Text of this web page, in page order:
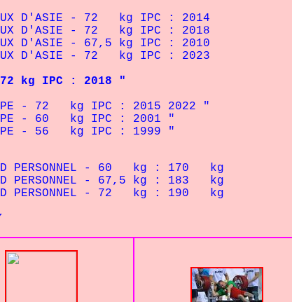
- 72 kg IPC : 2014
- 72 kg IPC : 2018
67,5 kg IPC : 2010
- 72 kg IPC : 2023
kg IPC : 2018 "
- 72 kg IPC : 2015 2022 "
- 60 kg IPC : 2001 "
- 56 kg IPC : 1999 "
- 60 kg : 170 kg
- 67,5 kg : 183 kg
- 72 kg : 190 kg